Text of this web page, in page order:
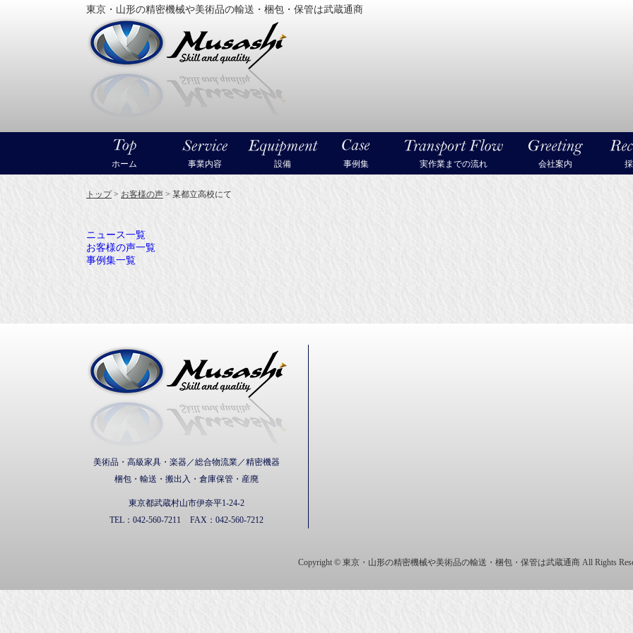
東京・山形の精密機械や美術品の輸送・梱包・保管は武蔵通商
ホーム 事業内容 設備 事例集 実作業までの流れ 会社案内
トップ> お客様の声 > 某都立高校にて
ニュース一覧
お客様の声一覧
事例集一覧
美術品・高級家具・楽器／総合物流業／精密機器
梱包・輸送・搬出入・倉庫保管・産廃
東京都武蔵村山市伊奈平1-24-2
TEL： 042-560-7211 FAX： 042-560-7212
Copyright © 東京・山形の精密機械や美術品の輸送・梱包・保管は武蔵通商 All Rights